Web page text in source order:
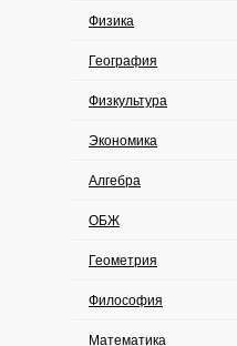
Физика
География
Физкультура
Экономика
Алгебра
ОБЖ
Геометрия
Философия
Математика